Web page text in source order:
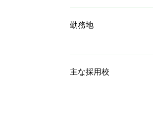
勤務地
主な採用校